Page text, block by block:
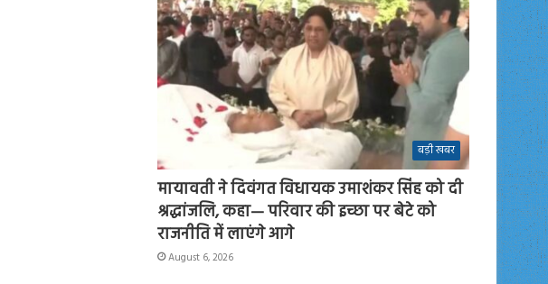
बड़ी खबर
मायावती ने दिवंगत विधायक उमाशंकर सिंह को दी
श्रद्धांजलि, कहा— परिवार की इच्छा पर बेटे को
राजनीति में लाएंगे आगे
August 6, 2026